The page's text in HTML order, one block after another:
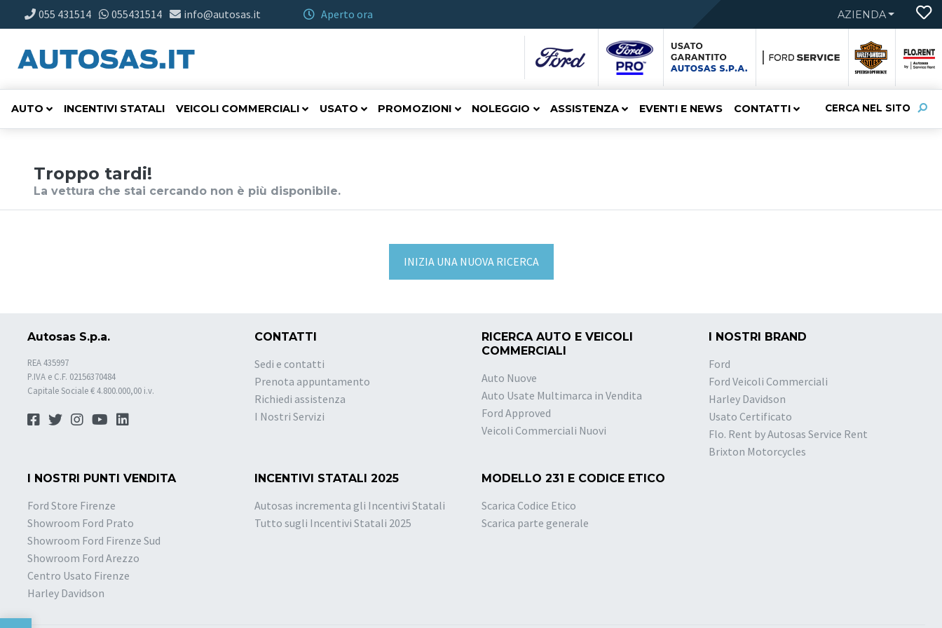
055 431514 055431514 info@autosas.it Aperto ora AZIENDA
CERCA NEL SITO
AUTO INCENTIVI STATALI VEICOLI COMMERCIALI USATO PROMOZIONI NOLEGGIO ASSISTENZA EVENTI E NEWS CONTATTI
Troppo tardi!
La vettura che stai cercando non è più disponibile.
INIZIA UNA NUOVA RICERCA
Autosas S.p.a.
REA 435997
P.IVA e C.F. 02156370484
Capitale Sociale € 4.800.000,00 i.v.
CONTATTI
Sedi e contatti
Prenota appuntamento
Richiedi assistenza
I Nostri Servizi
RICERCA AUTO E VEICOLI
COMMERCIALI
Auto Nuove
Auto Usate Multimarca in Vendita
Ford Approved
Veicoli Commerciali Nuovi
I NOSTRI BRAND
Ford
Ford Veicoli Commerciali
Harley Davidson
Usato Certificato
Flo. Rent by Autosas Service Rent
Brixton Motorcycles
I NOSTRI PUNTI VENDITA
Ford Store Firenze
Showroom Ford Prato
Showroom Ford Firenze Sud
Showroom Ford Arezzo
Centro Usato Firenze
Harley Davidson
INCENTIVI STATALI 2025
Autosas incrementa gli Incentivi Statali
Tutto sugli Incentivi Statali 2025
MODELLO 231 E CODICE ETICO
Scarica Codice Etico
Scarica parte generale